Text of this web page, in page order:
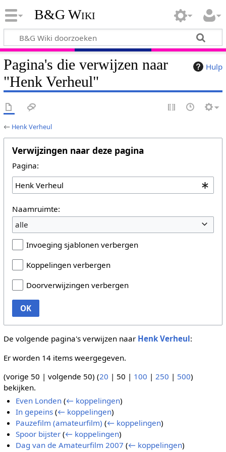
B&G Wiki
Hulp
Pagina's die verwijzen naar
"Henk Verheul"
← Henk Verheul
Verwijzingen naar deze pagina
Pagina:
Naamruimte:
alle
Invoeging sjablonen verbergen
Koppelingen verbergen
Doorverwijzingen verbergen
OK
De volgende pagina's verwijzen naar Henk Verheul:
Er worden 14 items weergegeven.
(vorige 50 | volgende 50) (20 | 50 | 100 | 250 | 500)
bekijken.
Even Londen (← koppelingen)
In gepeins (← koppelingen)
Pauzefilm (amateurfilm) (← koppelingen)
Spoor bijster (← koppelingen)
Dag van de Amateurfilm 2007 (← koppelingen)